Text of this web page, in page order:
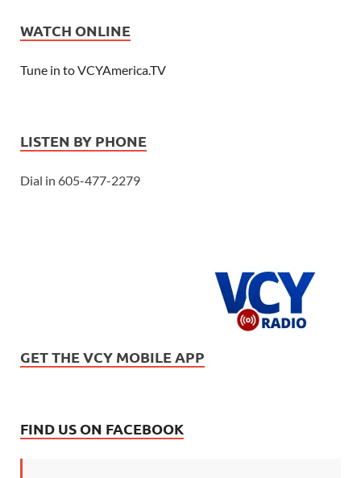
WATCH ONLINE
Tune in to VCYAmerica.TV
LISTEN BY PHONE
Dial in 605-477-2279
GET THE VCY MOBILE APP
FIND US ON FACEBOOK